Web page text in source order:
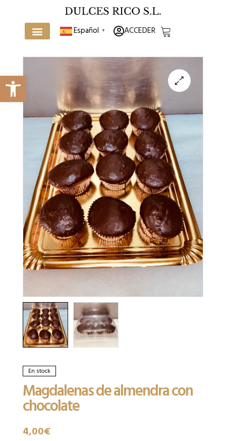
Abrir barra de herramientas
Español ▼ ACCEDER
En stock
Magdalenas de almendra con
chocolate
4,00€